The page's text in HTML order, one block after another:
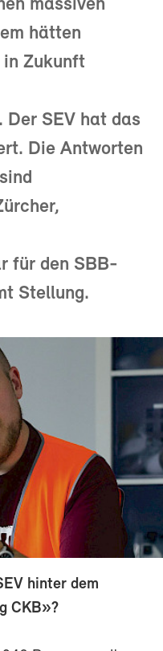
massiven
hätten
in Zukunft
SEV hat das
Die Antworten
für den SBB-
Stellung.
hinter dem
CKB»?